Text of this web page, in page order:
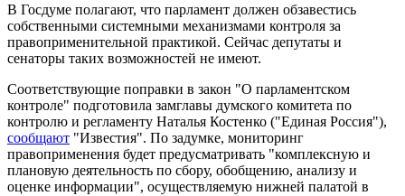
В Госдуме полагают, что парламент должен обзавестись
собственными системными механизмами контроля за
правоприменительной практикой. Сейчас депутаты и
сенаторы таких возможностей не имеют.
Соответствующие поправки в закон "О парламентском
контроле" подготовила замглавы думского комитета по
контролю и регламенту Наталья Костенко ("Единая Россия"),
сообщают "Известия". По задумке, мониторинг
правоприменения будет предусматривать "комплексную и
плановую деятельность по сбору, обобщению, анализу и
оценке информации", осуществляемую нижней палатой в